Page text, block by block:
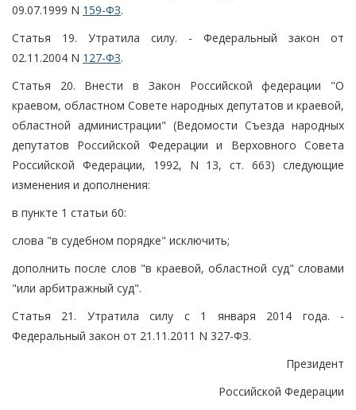
09.07.1999 N 159-ФЗ.
Статья 19. Утратила силу. - Федеральный закон от
02.11.2004 N 127-ФЗ.
Статья 20. Внести в Закон Российской федерации "О
краевом, областном Совете народных депутатов и краевой,
областной администрации" (Ведомости Съезда народных
депутатов Российской Федерации и Верховного Совета
Российской Федерации, 1992, N 13, ст. 663) следующие
изменения и дополнения:
в пункте 1 статьи 60:
слова "в судебном порядке" исключить;
дополнить после слов "в краевой, областной суд" словами
"или арбитражный суд".
Статья 21. Утратила силу с 1 января 2014 года. -
Федеральный закон от 21.11.2011 N 327-ФЗ.
Президент
Российской Федерации